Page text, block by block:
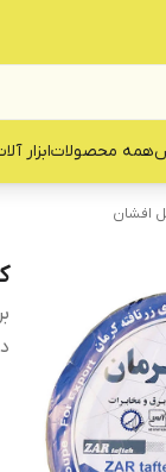
همه محصولات‌ابزار
افشان